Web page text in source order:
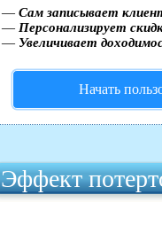
— Сам записывает
— Персонализирует
— Увеличивает
Начать
Эффект